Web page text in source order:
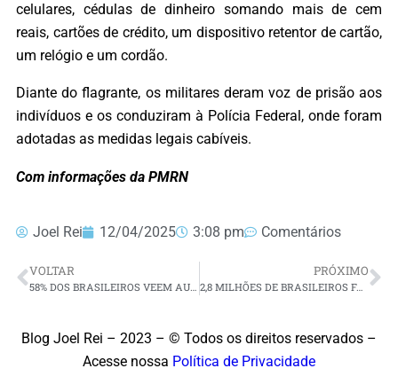
celulares, cédulas de dinheiro somando mais de cem
reais, cartões de crédito, um dispositivo retentor de cartão,
um relógio e um cordão.
Diante do flagrante, os militares deram voz de prisão aos
indivíduos e os conduziram à Polícia Federal, onde foram
adotadas as medidas legais cabíveis.
Com informações da PMRN
Joel Rei 12/04/2025 3:08 pm Comentários
VOLTAR
58% DOS BRASILEIROS VEEM AUMENTO DA CRIMINALIDADE NOS ÚLTIMOS 12 MESES, DIZ PESQUISA DATA FOLHA
PRÓXIMO
2,8 MILHÕES DE BRASILEIROS FAZEM USO REGULAR DA MACONHA
Blog Joel Rei – 2023 – © Todos os direitos reservados –
Acesse nossa Política de Privacidade